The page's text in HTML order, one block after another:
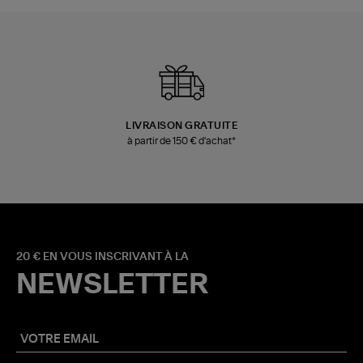
LIVRAISON GRATUITE
à partir de 150 € d'achat*
20 € EN VOUS INSCRIVANT À LA
NEWSLETTER